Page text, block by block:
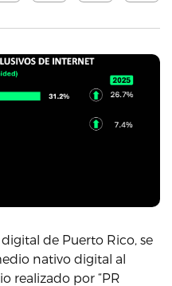
de Puerto Rico, se
nativo digital al
realizado por “PR